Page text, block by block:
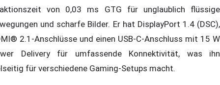
von 0,03 ms GTG für unglaublich flüssige
und scharfe Bilder. Er hat DisplayPort 1.4 (DSC),
2.1-Anschlüsse und einen USB-C-Anschluss mit 15 W
Delivery für umfassende Konnektivität, was ihn
für verschiedene Gaming-Setups macht.